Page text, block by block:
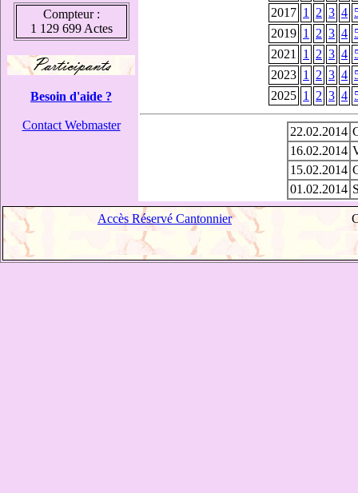
Compteur :
1 129 699 Actes
Besoin d'aide ?
Contact Webmaster
2017 1 2 3 4
2019 1 2 3 4
2021
1 2 3 4
2023 1 2 3 4
2025 1 2 3 4
22.02.2014
16.02.2014
15.02.2014
01.02.2014
Accès Réservé Cantonnier